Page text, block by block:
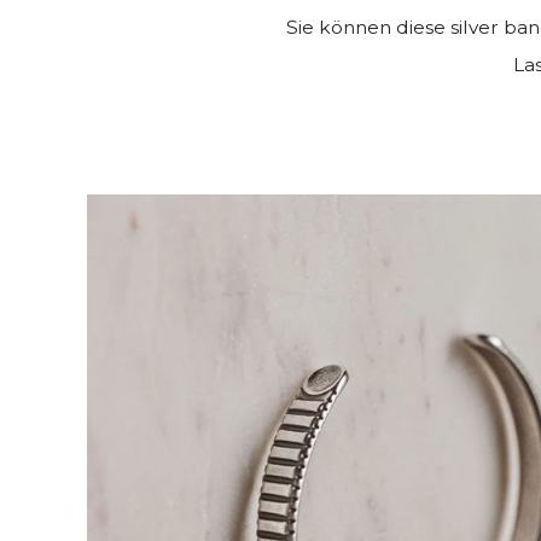
Sie können diese silver